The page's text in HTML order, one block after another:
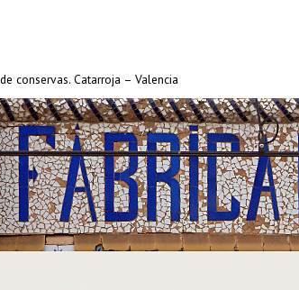
conservas. Catarroja – Valencia